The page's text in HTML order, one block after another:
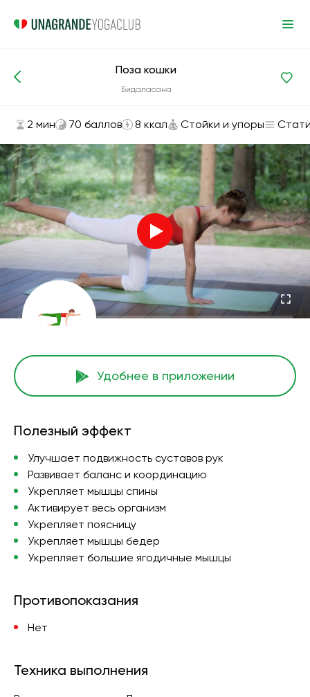
Асаны и упражнения
Поза кошки
Бидаласана
2 мин 70 баллов 8 ккал Стойки и упоры
Удобнее в приложении
Полезный эффект
Улучшает подвижность суставов рук
Развивает баланс и координацию
Укрепляет мышцы спины
Активирует весь организм
Укрепляет поясницу
Укрепляет мышцы бедер
Укрепляет большие ягодичные мышцы
Противопоказания
Нет
Техника выполнения